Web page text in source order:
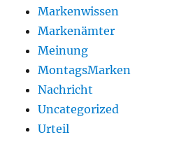
Markenwissen
Markenämter
Meinung
MontagsMarken
Nachricht
Uncategorized
Urteil